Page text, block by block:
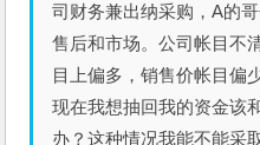
司财务兼出纳采购，A的
售后和市场。公司帐目不
目上偏多，销售价帐目偏
现在我想抽回我的资金该
办？这种情况我能不能采